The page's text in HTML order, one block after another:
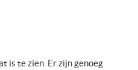
is te zien. Er zijn genoeg